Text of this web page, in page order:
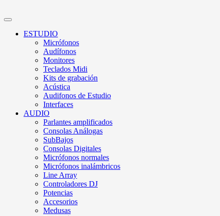
ESTUDIO
Micrófonos
Audífonos
Monitores
Teclados Midi
Kits de grabación
Acústica
Audifonos de Estudio
Interfaces
AUDIO
Parlantes amplificados
Consolas Análogas
SubBajos
Consolas Digitales
Micrófonos normales
Micrófonos inalámbricos
Line Array
Controladores DJ
Potencias
Accesorios
Medusas